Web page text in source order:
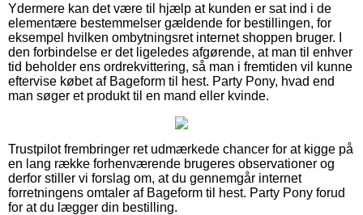
Ydermere kan det være til hjælp at kunden er sat ind i de
elementære bestemmelser gældende for bestillingen, for
eksempel hvilken ombytningsret internet shoppen bruger. I
den forbindelse er det ligeledes afgørende, at man til enhver
tid beholder ens ordrekvittering, så man i fremtiden vil kunne
eftervise købet af Bageform til hest. Party Pony, hvad end
man søger et produkt til en mand eller kvinde.
Trustpilot frembringer ret udmærkede chancer for at kigge på
en lang række forhenværende brugeres observationer og
derfor stiller vi forslag om, at du gennemgår internet
forretningens omtaler af Bageform til hest. Party Pony forud
for at du lægger din bestilling.